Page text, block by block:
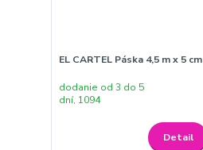
EL CARTEL Páska 4,5 m x 5 cm
dodanie od 3 do 5
dní, 1094
Detail